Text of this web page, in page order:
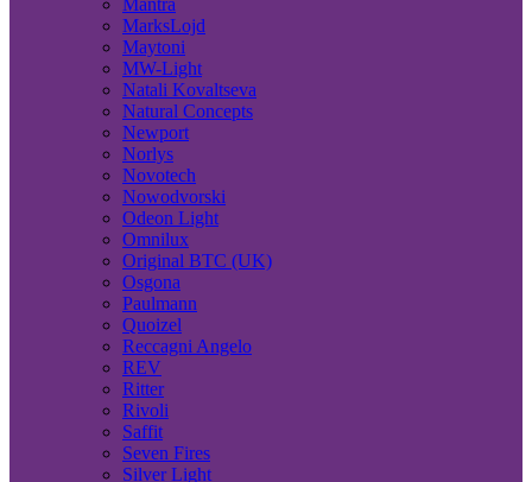
Mantra
MarksLojd
Maytoni
MW-Light
Natali Kovaltseva
Natural Concepts
Newport
Norlys
Novotech
Nowodvorski
Odeon Light
Omnilux
Original BTC (UK)
Osgona
Paulmann
Quoizel
Reccagni Angelo
REV
Ritter
Rivoli
Saffit
Seven Fires
Silver Light